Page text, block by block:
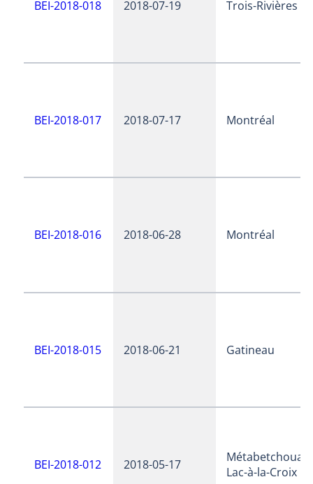
BEI-2018-018 2018-07-19 Trois-Rivières
BEI-2018-017 2018-07-17 Montréal
BEI-2018-016 2018-06-28 Montréal
BEI-2018-015 2018-06-21 Gatineau
BEI-2018-012 2018-05-17
Lac-à-la-Croix